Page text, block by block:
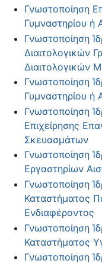
Γνωστοποίηση
Γυμναστηρίου ή
Γνωστοποίηση
Διαιτολογικών
Διαιτολογικών
Γνωστοποίηση
Γυμναστηρίου ή
Γνωστοποίηση
Επιχείρησης
Σκευασμάτων
Γνωστοποίηση
Εργαστηρίων
Γνωστοποίηση
Καταστήματος
Ενδιαφέροντος
Γνωστοποίηση
Καταστήματος
Γνωστοποίηση